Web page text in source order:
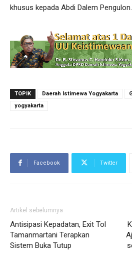
khusus kepada Abdi Dalem Pengulon.
TOPIK Daerah Istimewa Yogyakarta
yogyakarta
Facebook Twitter
Artikel sebelumnya
Antisipasi Kepadatan, Exit Tol
Tamanmartani Terapkan
Sistem Buka Tutup